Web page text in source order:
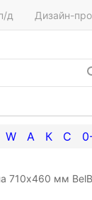
д Дизайн-
W А К С
710х460 мм